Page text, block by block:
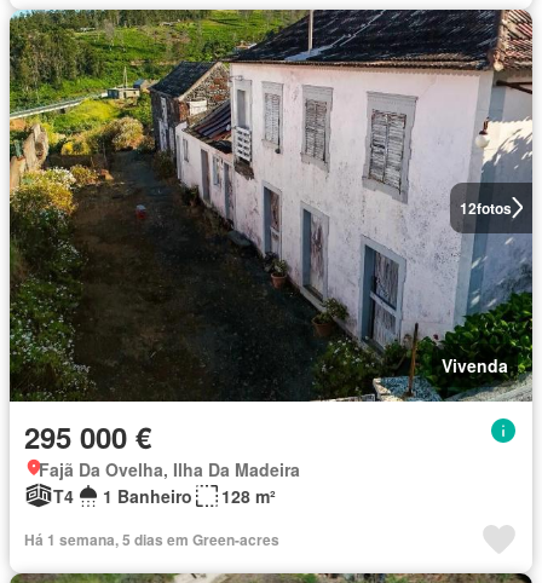
12fotos
Vivenda
295 000 €
Fajã Da Ovelha, Ilha Da Madeira
T4
1 Banheiro 128 m²
Há 1 semana, 5 dias em Green-acres